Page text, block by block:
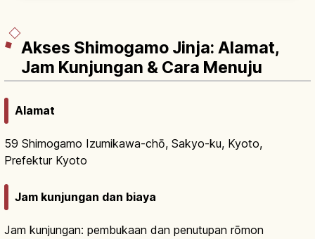
Akses Shimogamo Jinja: Alamat,
Jam Kunjungan & Cara Menuju
Alamat
59 Shimogamo Izumikawa-chō, Sakyo-ku, Kyoto,
Prefektur Kyoto
Jam kunjungan dan biaya
Jam kunjungan: pembukaan dan penutupan rōmon